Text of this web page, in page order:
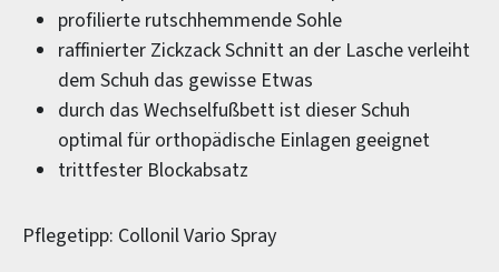
profilierte rutschhemmende Sohle
raffinierter Zickzack Schnitt an der Lasche verleiht
dem Schuh das gewisse Etwas
durch das Wechselfußbett ist dieser Schuh
optimal für orthopädische Einlagen geeignet
trittfester Blockabsatz
Pflegetipp: Collonil Vario Spray